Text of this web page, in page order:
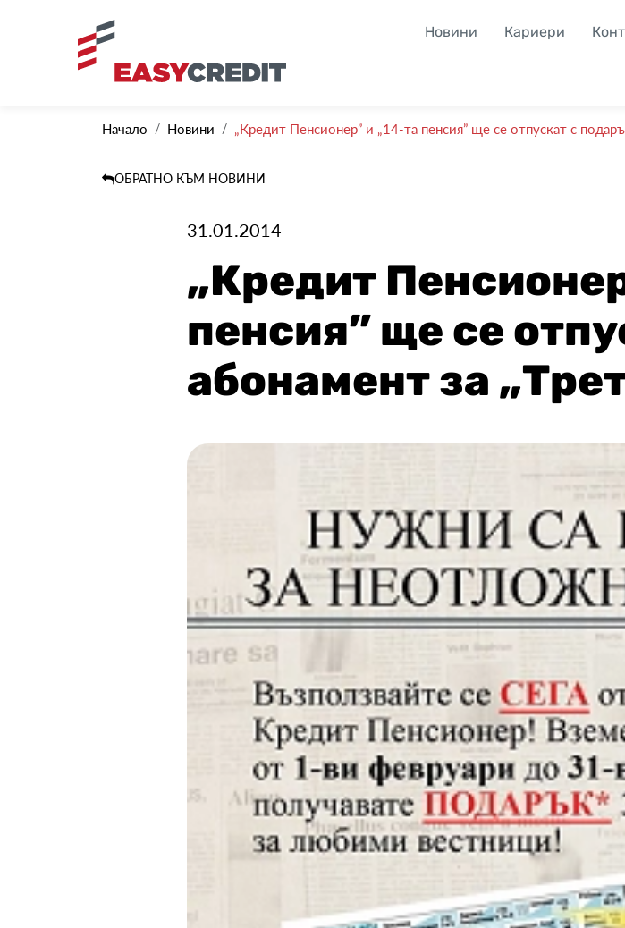
Новини Кариери
Начало Новини „Кредит Пенсионер” и „14-та пенсия” ще се отпускат с
ОБРАТНО КЪМ НОВИНИ
31.01.2014
„Кредит
пенсия” ще се
абонамент за